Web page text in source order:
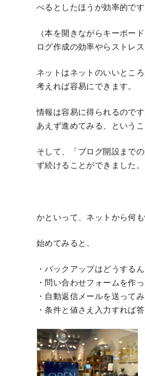
べるとしたほうが効率的です
（本を開きながらキーボー
ログ作成の効率やらストレ
ネットはネットのいいとこ
考えれば容易にできます。
情報は容易に得られるので
あえず進めてみる、というこ
そして、「ブログ開設まで
ず続けることができました。
かといって、ネットから何
始めてみると、
・バックアップはどうする
・問い合わせフォームを作
・自動返信メールを送って
・条件と値さえ入力すれば